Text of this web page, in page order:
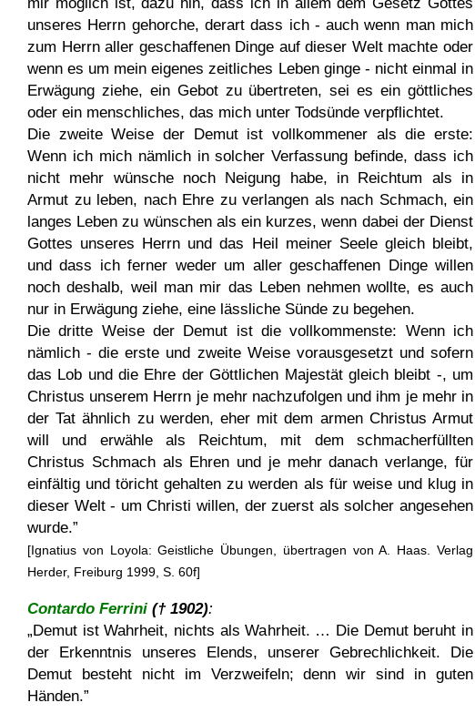
unseres Herrn gehorche, derart dass ich - auch wenn man mich
zum Herrn aller geschaffenen Dinge auf dieser Welt machte oder
wenn es um mein eigenes zeitliches Leben ginge - nicht einmal in
Erwägung ziehe, ein Gebot zu übertreten, sei es ein göttliches
oder ein menschliches, das mich unter Todsünde verpflichtet.
Die zweite Weise der Demut ist vollkommener als die erste:
Wenn ich mich nämlich in solcher Verfassung befinde, dass ich
nicht mehr wünsche noch Neigung habe, in Reichtum als in
Armut zu leben, nach Ehre zu verlangen als nach Schmach, ein
langes Leben zu wünschen als ein kurzes, wenn dabei der Dienst
Gottes unseres Herrn und das Heil meiner Seele gleich bleibt,
und dass ich ferner weder um aller geschaffenen Dinge willen
noch deshalb, weil man mir das Leben nehmen wollte, es auch
nur in Erwägung ziehe, eine lässliche Sünde zu begehen.
Die dritte Weise der Demut ist die vollkommenste: Wenn ich
nämlich - die erste und zweite Weise vorausgesetzt und sofern
das Lob und die Ehre der Göttlichen Majestät gleich bleibt -, um
Christus unserem Herrn je mehr nachzufolgen und ihm je mehr in
der Tat ähnlich zu werden, eher mit dem armen Christus Armut
will und erwähle als Reichtum, mit dem schmacherfüllten
Christus Schmach als Ehren und je mehr danach verlange, für
einfältig und töricht gehalten zu werden als für weise und klug in
dieser Welt - um Christi willen, der zuerst als solcher angesehen
wurde.
[Ignatius von Loyola: Geistliche Übungen, übertragen von A. Haas. Verlag
Herder, Freiburg 1999, S. 60f]
Contardo Ferrini († 1902):
Demut ist Wahrheit, nichts als Wahrheit. … Die Demut beruht in
der Erkenntnis unseres Elends, unserer Gebrechlichkeit. Die
Demut besteht nicht im Verzweifeln; denn wir sind in guten
Händen.